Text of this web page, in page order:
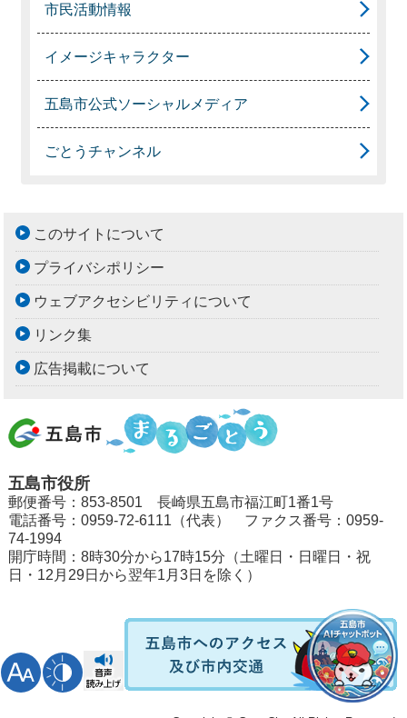
市民活動情報
イメージキャラクター
五島市公式ソーシャルメディア
ごとうチャンネル
このサイトについて
プライバシポリシー
ウェブアクセシビリティについて
リンク集
広告掲載について
五島市役所
郵便番号：853-8501 長崎県五島市福江町1番1号
電話番号：0959-72-6111（代表） ファクス番号：0959-
74-1994
開庁時間：8時30分から17時15分（土曜日・日曜日・祝
日・12月29日から翌年1月3日を除く）